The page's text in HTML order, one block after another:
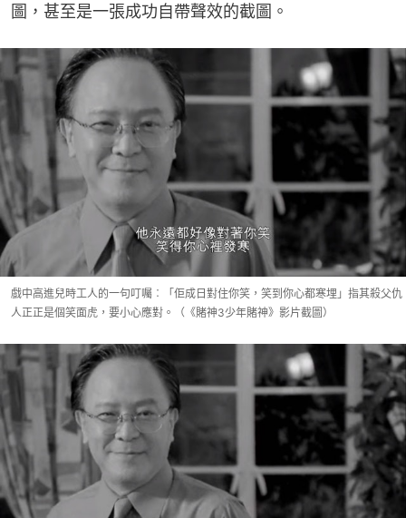
圖，甚至是一張成功自帶聲效的截圖。
戲中高進兒時工人的一句叮囑︰「佢成日對住你笑，笑到你心都寒埋」指其殺父仇
人正正是個笑面虎，要小心應對。（《賭神3少年賭神》影片截圖）